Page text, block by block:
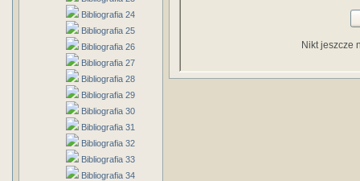
Bibliografia 24
Bibliografia 25
Bibliografia 26
Bibliografia 27
Bibliografia 28
Bibliografia 29
Bibliografia 30
Bibliografia 31
Bibliografia 32
Bibliografia 33
Bibliografia 34
Nikt jeszcze